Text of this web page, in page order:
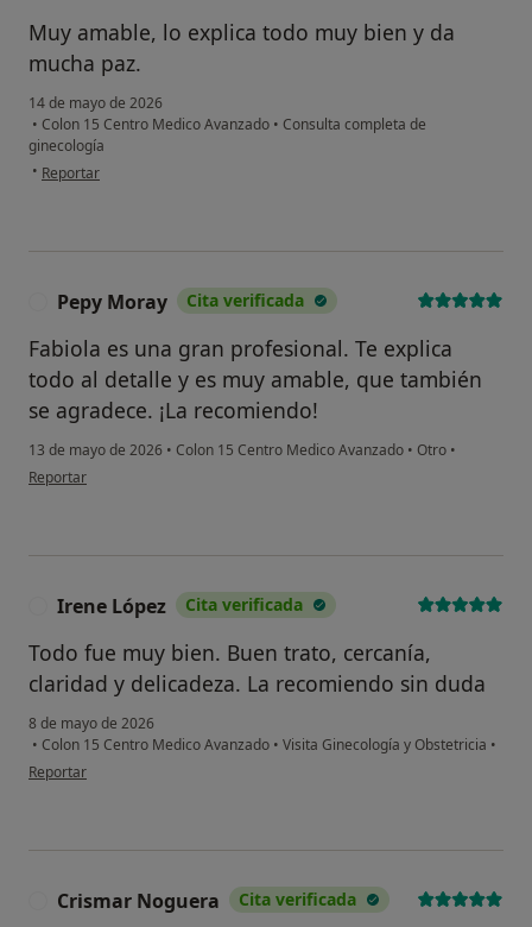
Muy amable, lo explica todo muy bien y da
mucha paz.
14 de mayo de 2026
• Colon 15 Centro Medico Avanzado • Consulta completa de
ginecología
• en opinión del usuario María C. P.
Reportar
Pepy Moray Cita verificada
Fabiola es una gran profesional. Te explica
todo al detalle y es muy amable, que también
se agradece. ¡La recomiendo!
13 de mayo de 2026 • Colon 15 Centro Medico Avanzado • Otro •
en opinión del usuario Pepy Moray
Reportar
Irene López Cita verificada
Todo fue muy bien. Buen trato, cercanía,
claridad y delicadeza. La recomiendo sin duda
8 de mayo de 2026
• Colon 15 Centro Medico Avanzado • Visita Ginecología y Obstetricia •
en opinión del usuario Irene López
Reportar
Crismar Noguera Cita verificada